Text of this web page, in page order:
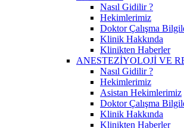
Nasıl Gidilir ?
Hekimlerimiz
Doktor Çalışma
Klinik Hakkında
Klinikten Haberler
ANESTEZİYOLOJİ VE
Nasıl Gidilir ?
Hekimlerimiz
Asistan Hekimlerimiz
Doktor Çalışma
Klinik Hakkında
Klinikten Haberler